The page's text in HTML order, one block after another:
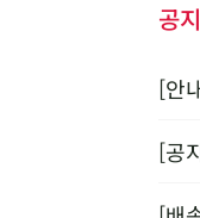
공
[안
[공